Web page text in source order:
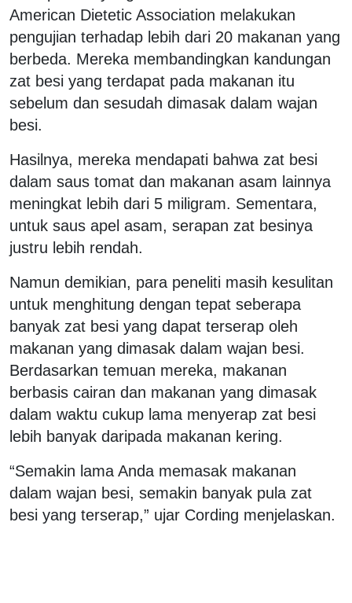
American Dietetic Association melakukan
pengujian terhadap lebih dari 20 makanan yang
berbeda. Mereka membandingkan kandungan
zat besi yang terdapat pada makanan itu
sebelum dan sesudah dimasak dalam wajan
besi.
Hasilnya, mereka mendapati bahwa zat besi
dalam saus tomat dan makanan asam lainnya
meningkat lebih dari 5 miligram. Sementara,
untuk saus apel asam, serapan zat besinya
justru lebih rendah.
Namun demikian, para peneliti masih kesulitan
untuk menghitung dengan tepat seberapa
banyak zat besi yang dapat terserap oleh
makanan yang dimasak dalam wajan besi.
Berdasarkan temuan mereka, makanan
berbasis cairan dan makanan yang dimasak
dalam waktu cukup lama menyerap zat besi
lebih banyak daripada makanan kering.
“Semakin lama Anda memasak makanan
dalam wajan besi, semakin banyak pula zat
besi yang terserap,” ujar Cording menjelaskan.